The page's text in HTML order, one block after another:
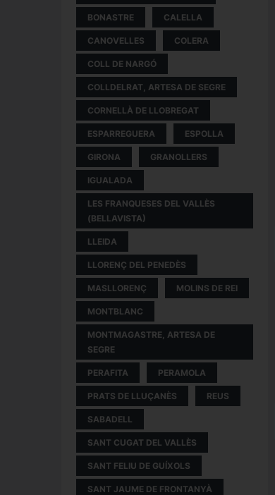
BONASTRE CALELLA
CANOVELLES COLERA
COLL DE NARGÓ
COLLDELRAT, ARTESA DE SEGRE
CORNELLÀ DE LLOBREGAT
ESPARREGUERA ESPOLLA
GIRONA GRANOLLERS
IGUALADA
LES FRANQUESES DEL VALLÈS
(BELLAVISTA)
LLEIDA
LLORENÇ DEL PENEDÈS
MASLLORENÇ MOLINS DE REI
MONTBLANC
MONTMAGASTRE, ARTESA DE
SEGRE
PERAFITA PERAMOLA
PRATS DE LLUÇANÈS REUS
SABADELL
SANT CUGAT DEL VALLÈS
SANT FELIU DE GUÍXOLS
SANT JAUME DE FRONTANYÀ